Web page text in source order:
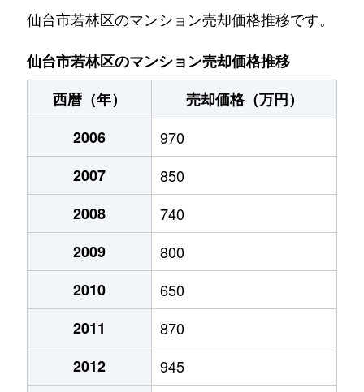
河原町
2,400万円 河原町(宮城)
徒歩1分
河原町
1,700万円 河原町(宮城)
河原町
2,400万円 河原町(宮城)
徒歩6分
河原町
3,700万円
河原町
1,800万円
三百人町
1,000万円
520万円
5,800万円
2,500万円
3,200万円
仙台市若林区のマンション売却価格推移です。
仙台市若林区のマンション売却価格推移
西暦（年）
売却価格（万円）
2006
970
2007
850
2008
740
2009
800
2010
650
2011
870
2012
945